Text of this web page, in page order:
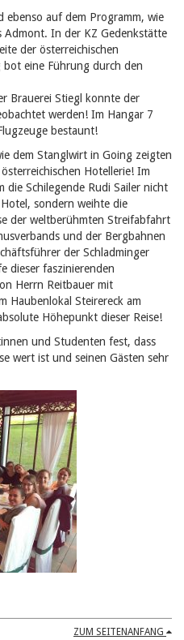
ebenso auf dem Programm, wie
In der KZ Gedenkstätte
der österreichischen
eine Führung durch den
Brauerei Stiegl konnte der
werden! Im Hangar 7
bestaunt!
dem Stanglwirt in Going zeigten
Hotellerie! Im
die Schilegende Rudi Sailer nicht
sondern weihte die
der weltberühmten Streifabfahrt
und der Bergbahnen
der Schladminger
dieser faszinierenden
Herrn Reitbauer mit
Haubenlokal Steirereck am
Höhepunkt dieser Reise!
und Studenten fest, dass
wert ist und seinen Gästen sehr
ZUM SEITENANFANG